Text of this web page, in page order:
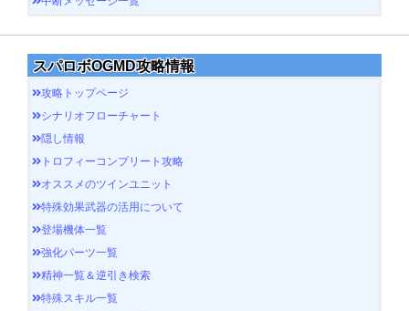
スパロボOGMD攻略情報
攻略トップページ
シナリオフローチャート
隠し情報
トロフィーコンプリート攻略
オススメのツインユニット
特殊効果武器の活用について
登場機体一覧
強化パーツ一覧
精神一覧＆逆引き検索
特殊スキル一覧